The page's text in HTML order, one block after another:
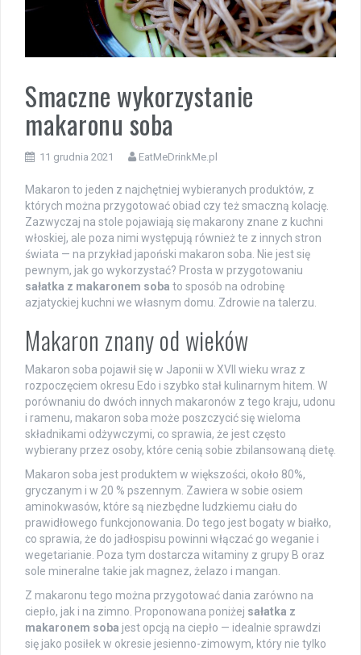
Smaczne wykorzystanie
makaronu soba
11 grudnia 2021 EatMeDrinkMe.pl
Makaron to jeden z najchętniej wybieranych produktów, z
których można przygotować obiad czy też smaczną kolację.
Zazwyczaj na stole pojawiają się makarony znane z kuchni
włoskiej, ale poza nimi występują również te z innych stron
świata — na przykład japoński makaron soba. Nie jest się
pewnym, jak go wykorzystać? Prosta w przygotowaniu
sałatka z makaronem soba to sposób na odrobinę
azjatyckiej kuchni we własnym domu. Zdrowie na talerzu.
Makaron znany od wieków
Makaron soba pojawił się w Japonii w XVII wieku wraz z
rozpoczęciem okresu Edo i szybko stał kulinarnym hitem. W
porównaniu do dwóch innych makaronów z tego kraju, udonu
i ramenu, makaron soba może poszczycić się wieloma
składnikami odżywczymi, co sprawia, że jest często
wybierany przez osoby, które cenią sobie zbilansowaną dietę.
Makaron soba jest produktem w większości, około 80%,
gryczanym i w 20 % pszennym. Zawiera w sobie osiem
aminokwasów, które są niezbędne ludzkiemu ciału do
prawidłowego funkcjonowania. Do tego jest bogaty w białko,
co sprawia, że do jadłospisu powinni włączać go weganie i
wegetarianie. Poza tym dostarcza witaminy z grupy B oraz
sole mineralne takie jak magnez, żelazo i mangan.
Z makaronu tego można przygotować dania zarówno na
ciepło, jak i na zimno. Proponowana poniżej sałatka z
makaronem soba jest opcją na ciepło — idealnie sprawdzi
się jako posiłek w okresie jesienno-zimowym, który nie tylko